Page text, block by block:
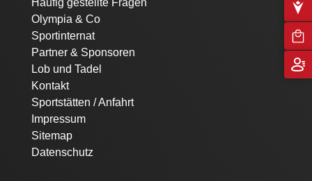
Olympia & Co
Sportinternat
Partner & Sponsoren
Lob und Tadel
Kontakt
Sportstätten / Anfahrt
Impressum
Sitemap
Datenschutz